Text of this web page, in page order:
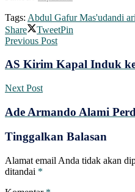
Tags: Abdul Gafur Mas'udandi
Share
TweetPin
Previous Post
AS Kirim Kapal Induk
Next Post
Ade Armando Alami
Tinggalkan Balasan
Alamat email Anda tidak akan
ditandai *